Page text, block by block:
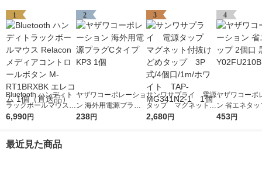
1
Bluetooth ハンディト
ラックボールマウス R
elacon メディアコン
個（直送品）
6,990円
2
ヤザワコーポレーショ
ン 海外用電源プラグC
タイプ KP3 1個
238円
3
サンワサプライ 電源
タップ マグネット付
抜けどめタップ 3P
2,680円
4
ヤザワコーポ
ン 省エネタ
口 黒
453円
最近見た商品